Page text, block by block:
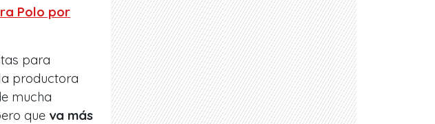
Polo por
para
productora
mucha
que va más